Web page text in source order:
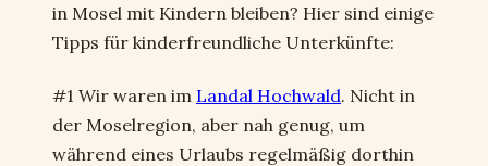
in Mosel mit Kindern bleiben? Hier sind einige
Tipps für kinderfreundliche Unterkünfte:
#1 Wir waren im Landal Hochwald. Nicht in
der Moselregion, aber nah genug, um
während eines Urlaubs regelmäßig dorthin